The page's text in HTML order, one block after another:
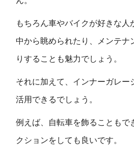
もちろん車やバイクが好きな人
中から眺められたり、メンテナ
りすることも魅力でしょう。
それに加えて、インナーガレー
活用できるでしょう。
例えば、自転車を飾ることもで
クションをしても良いです。